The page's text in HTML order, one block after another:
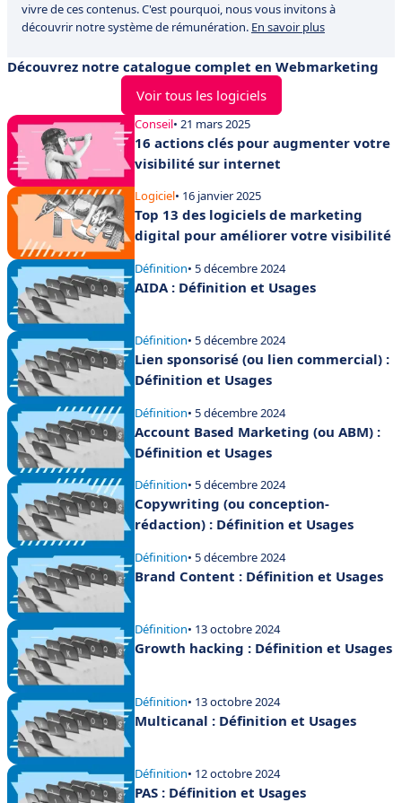
vivre de ces contenus. C'est pourquoi, nous vous invitons à
découvrir notre système de rémunération. En savoir plus
Découvrez notre catalogue complet en Webmarketing
Voir tous les logiciels
Conseil• 21 mars 2025
16 actions clés pour augmenter votre
visibilité sur internet
Logiciel• 16 janvier 2025
Top 13 des logiciels de marketing
digital pour améliorer votre visibilité
Définition• 5 décembre 2024
AIDA : Définition et Usages
Définition• 5 décembre 2024
Lien sponsorisé (ou lien commercial) :
Définition et Usages
Définition• 5 décembre 2024
Account Based Marketing (ou ABM) :
Définition et Usages
Définition• 5 décembre 2024
Copywriting (ou conception-
rédaction) : Définition et Usages
Définition• 5 décembre 2024
Brand Content : Définition et Usages
Définition• 13 octobre 2024
Growth hacking : Définition et Usages
Définition• 13 octobre 2024
Multicanal : Définition et Usages
Définition• 12 octobre 2024
PAS : Définition et Usages